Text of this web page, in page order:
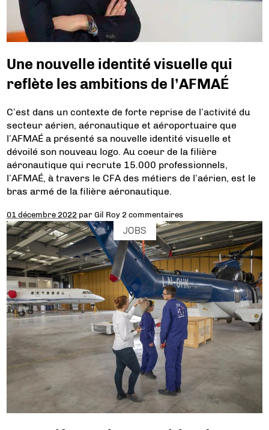
Une nouvelle identité visuelle qui
reflète les ambitions de l’AFMAÉ
C’est dans un contexte de forte reprise de l’activité du
secteur aérien, aéronautique et aéroportuaire que
l’AFMAÉ a présenté sa nouvelle identité visuelle et
dévoilé son nouveau logo. Au coeur de la filière
aéronautique qui recrute 15.000 professionnels,
l’AFMAÉ, à travers le CFA des métiers de l’aérien, est le
bras armé de la filière aéronautique.
01 décembre 2022 parGil Roy 2 commentaires
JOBS